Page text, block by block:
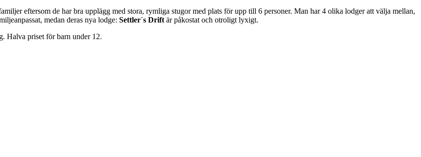
eftersom de har bra upplägg med stora, rymliga stugor med plats för upp till 6 personer. Man har 4 olika lodger att välja mellan,
medan deras nya lodge: Settler´s Drift är påkostat och otroligt lyxigt.
Halva priset för barn under 12.